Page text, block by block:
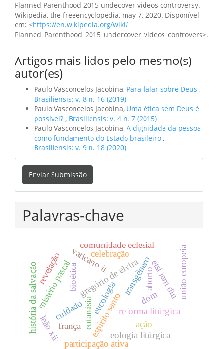
Planned Parenthood 2015 undecover videos controversy.
Wikipedia, the freeencyclopedia, may 7. 2020. Disponível
em: <https://en.wikipedia.org/wiki/
Planned_Parenthood_2015_undercover_videos_controvers>.
Artigos mais lidos pelo mesmo(s)
autor(es)
Paulo Vasconcelos Jacobina, Para falar sobre Deus ,
Brasiliensis: v. 8 n. 16 (2019)
Paulo Vasconcelos Jacobina, Uma ética sem Deus é
possível? , Brasiliensis: v. 4 n. 7 (2015)
Paulo Vasconcelos Jacobina, A dignidade da pessoa
como fundamento do Estado brasileiro ,
Brasiliensis: v. 9 n. 18 (2020)
Enviar
Submissão
Enviar Submissão
Palavras-chave
gregório de elvira
espírito santo dom
ação
bioética
eutanásia
transgênero
aborto
cuidado reforma litúrgica
vaticano ii
participação ativa
mistério pascal eucologia
história da salvação
teologia litúrgica
leão xii
etsi iam diu
comunidade eclesial
revelação celebração
frança
união europeia